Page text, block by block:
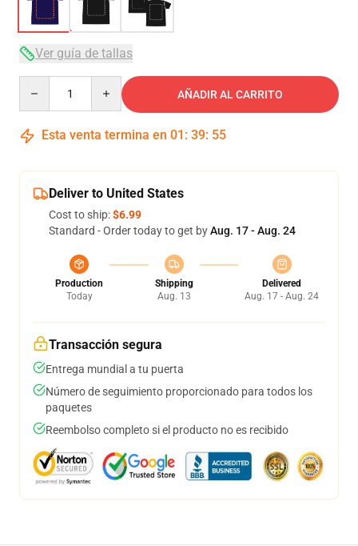
Ver guía de tallas
AÑADIR AL CARRITO
Esta venta termina en 01 : 39: 54
Deliver to United States
Cost to ship:$6.99
Standard - Order today to get byAug. 17 - Aug. 24
Production
Today
Shipping
Aug. 13
Delivered
Aug. 17 - Aug. 24
Transacción segura
Entrega mundial a tu puerta
Número de seguimiento proporcionado para todos los
paquetes
Reembolso completo si el producto no es recibido